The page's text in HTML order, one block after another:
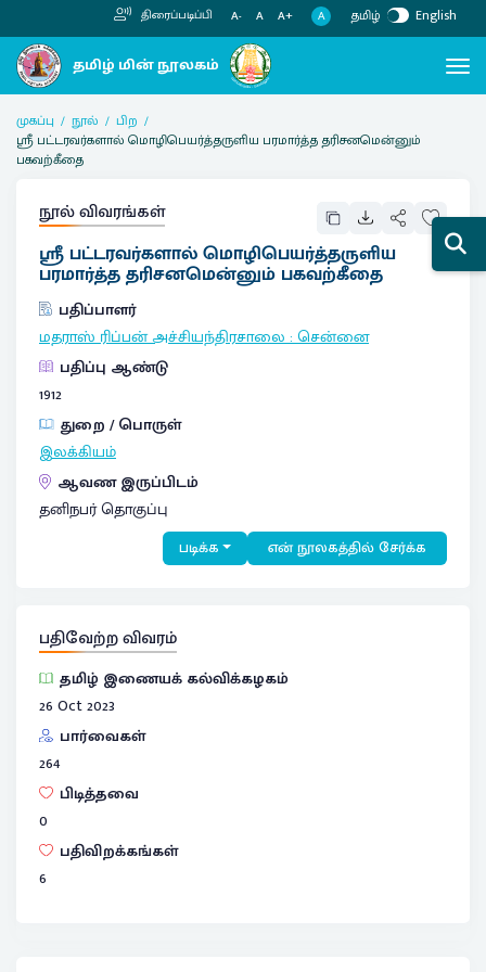
திரைப்படிப்பி A- A A+ A தமிழ் English
முகப்பு நூல்
பிற
ஸ்ரீ பட்டரவர்களால் மொழிபெயர்த்தருளிய பரமார்த்த தரிசனமென்னும்
பகவற்கீதை
நூல் விவரங்கள்
ஸ்ரீ பட்டரவர்களால் மொழிபெயர்த்தருளிய
பரமார்த்த தரிசனமென்னும் பகவற்கீதை
பதிப்பாளர்
மதராஸ் ரிப்பன் அச்சியந்திரசாலை:சென்னை
பதிப்பு ஆண்டு
1912
துறை / பொருள்
இலக்கியம்
ஆவண இருப்பிடம்
தனிநபர் தொகுப்பு
படிக்க என் நூலகத்தில் சேர்க்க
பதிவேற்ற விவரம்
தமிழ் இணையக் கல்விக்கழகம்
26 Oct 2023
பார்வைகள்
264
பிடித்தவை
0
பதிவிறக்கங்கள்
6